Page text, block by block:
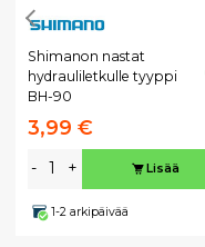
Shimanon nastat
hydrauliletkulle tyyppi
BH-90
3,99 €
- + Lisää
1-2 arkipäivää